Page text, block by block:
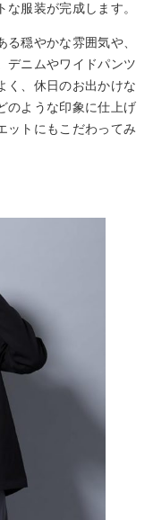
服装が完成します。
穏やかな雰囲気や、
デニムやワイドパンツ
く、休日のお出かけな
のような印象に仕上げ
ットにもこだわってみ